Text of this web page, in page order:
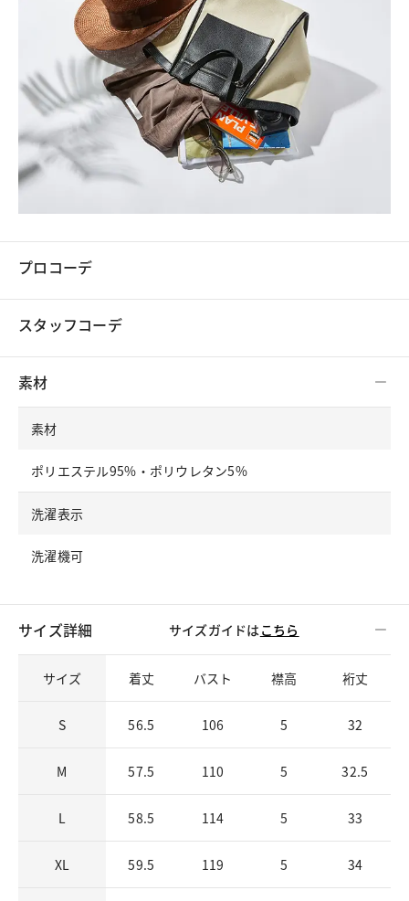
プロコーデ
スタッフコーデ
素材
素材
ポリエステル95%・ポリウレタン5%
洗濯表示
洗濯機可
サイズ詳細 サイズガイドは こちら
サイズ 着丈 バスト 襟高 裄丈
S 56.5 106 5 32
M 57.5 110 5 32.5
L 58.5 114 5 33
XL 59.5 119 5 34